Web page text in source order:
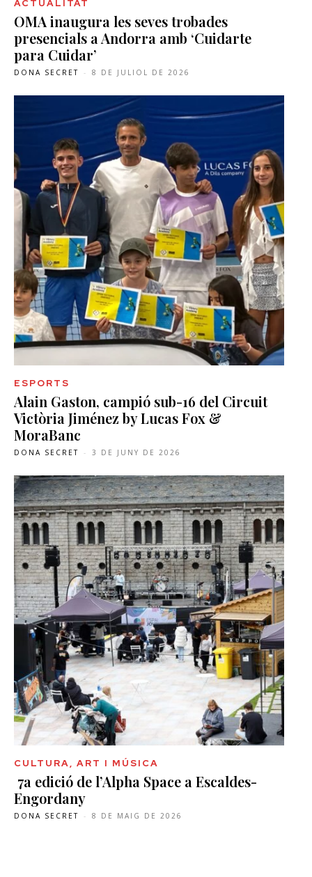
ACTUALITAT
OMA inaugura les seves trobades
presencials a Andorra amb ‘Cuidarte
para Cuidar’
DONA SECRET - 8 DE JULIOL DE 2026
ESPORTS
Alain Gaston, campió sub-16 del Circuit
Victòria Jiménez by Lucas Fox &
MoraBanc
DONA SECRET - 3 DE JUNY DE 2026
CULTURA, ART I MÚSICA
7a edició de l’Alpha Space a Escaldes-
Engordany
DONA SECRET - 8 DE MAIG DE 2026